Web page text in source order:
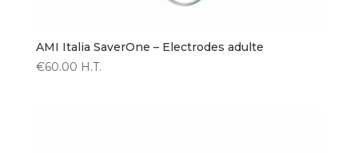
AMI Italia SaverOne – Electrodes adulte
€60.00 H.T.